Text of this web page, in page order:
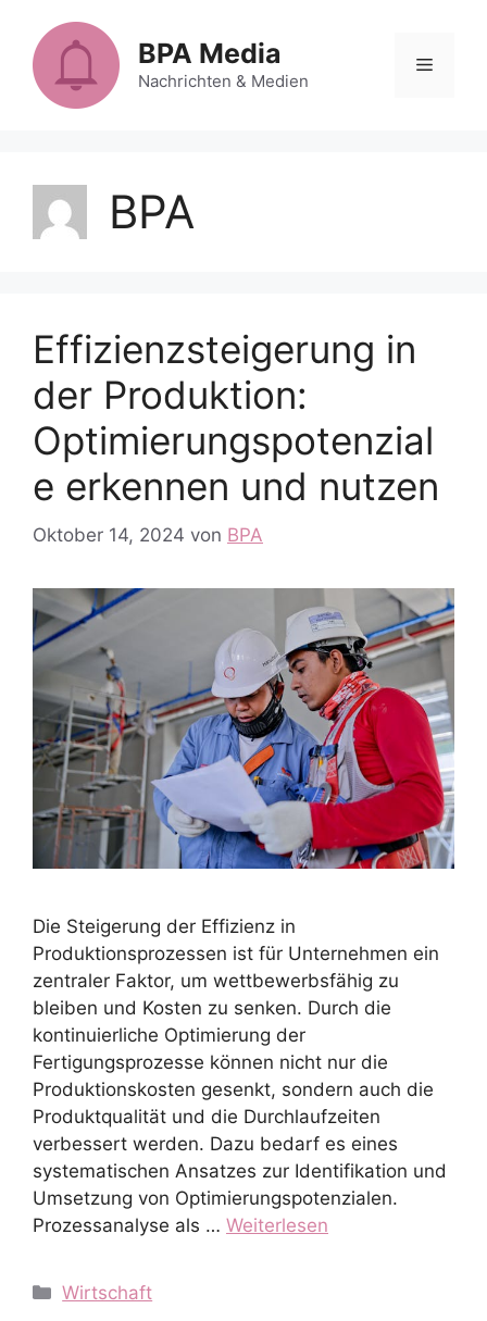
Inhalt
springen
BPA Media
Nachrichten & Medien
Menü
BPA
Effizienzsteigerung in
der Produktion:
Optimierungspotenzial
e erkennen und nutzen
Oktober 14, 2024 von BPA
Die Steigerung der Effizienz in
Produktionsprozessen ist für Unternehmen ein
zentraler Faktor, um wettbewerbsfähig zu
bleiben und Kosten zu senken. Durch die
kontinuierliche Optimierung der
Fertigungsprozesse können nicht nur die
Produktionskosten gesenkt, sondern auch die
Produktqualität und die Durchlaufzeiten
verbessert werden. Dazu bedarf es eines
systematischen Ansatzes zur Identifikation und
Umsetzung von Optimierungspotenzialen.
Prozessanalyse als … Weiterlesen
Kategorien
Wirtschaft